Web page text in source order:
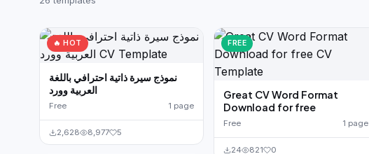
German CV
French CV (17)
🔥 HOT
نموذج سيرة ذاتية احترافي باللغة
العربية وورد
Free 1 page
2,628 8,977 5
FREE
Great CV Word Format
Download for free
Free 1 page
24 821 0